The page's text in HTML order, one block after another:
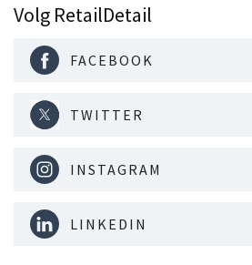
Volg RetailDetail
FACEBOOK
TWITTER
INSTAGRAM
LINKEDIN